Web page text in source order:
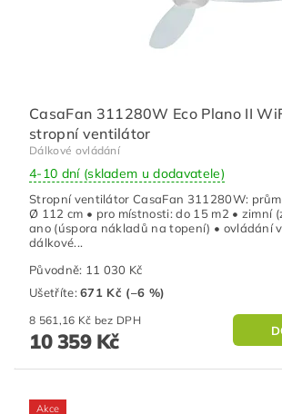
CasaFan 311280W Eco Plano II
stropní ventilátor
Dálkové ovládání
4-10 dní (skladem u dodavatele)
Stropní ventilátor CasaFan 311280W:
Ø 112 cm • pro místnosti: do 15 m2 • zimní
ano (úspora nákladů na topení) • ovládání
dálkové...
Původně: 11 030 Kč
Ušetříte:671 Kč (–6 %)
8 561,16 Kč bez DPH
10 359 Kč
Akce